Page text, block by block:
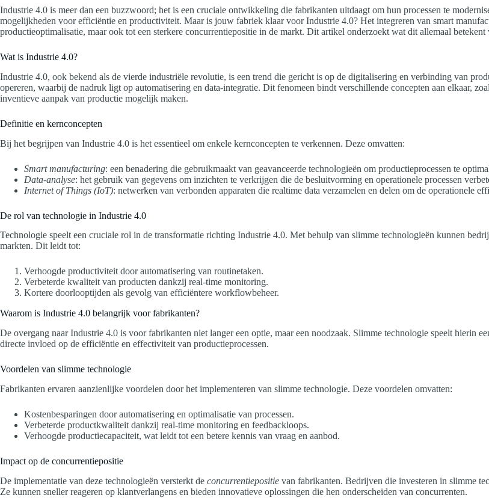
Industrie 4.0 is meer dan een buzzwoord; het is een cruciale ontwikkeling die fabrikanten uitdaagt om hun processen te
mogelijkheden voor efficiëntie en productiviteit. Maar is jouw fabriek klaar voor Industrie 4.0? Het integreren van smart
productieoptimalisatie, maar ook tot een sterkere concurrentiepositie in de markt. Dit artikel onderzoekt wat dit allemaal
Wat is Industrie 4.0?
Industrie 4.0, ook bekend als de vierde industriële revolutie, is een trend die gericht is op de digitalisering en verbinding van
opereren, waarbij de nadruk ligt op automatisering en data-integratie. Dit fenomeen bindt verschillende concepten aan elkaar,
inventieve aanpak van productie mogelijk maken.
Definitie en kernconcepten
Bij het begrijpen van Industrie 4.0 is het essentieel om enkele kernconcepten te verkennen. Deze omvatten:
Smart manufacturing: een benadering die gebruikmaakt van geavanceerde technologieën om productieprocessen te
Data-analyse: het gebruik van gegevens om inzichten te verkrijgen die de besluitvorming en operationele processen
Internet of Things (IoT): netwerken van verbonden apparaten die realtime data verzamelen en delen om de operationele
De rol van technologie in Industrie 4.0
Technologie speelt een cruciale rol in de transformatie richting Industrie 4.0. Met behulp van slimme technologieën kunnen
markten. Dit leidt tot:
Verhoogde productiviteit door automatisering van routinetaken.
Verbeterde kwaliteit van producten dankzij real-time monitoring.
Kortere doorlooptijden als gevolg van efficiëntere workflowbeheer.
Waarom is Industrie 4.0 belangrijk voor fabrikanten?
De overgang naar Industrie 4.0 is voor fabrikanten niet langer een optie, maar een noodzaak. Slimme technologie speelt hierin
directe invloed op de efficiëntie en effectiviteit van productieprocessen.
Voordelen van slimme technologie
Fabrikanten ervaren aanzienlijke voordelen door het implementeren van slimme technologie. Deze voordelen omvatten:
Kostenbesparingen door automatisering en optimalisatie van processen.
Verbeterde productkwaliteit dankzij real-time monitoring en feedbackloops.
Verhoogde productiecapaciteit, wat leidt tot een betere kennis van vraag en aanbod.
Impact op de concurrentiepositie
De implementatie van deze technologieën versterkt de concurrentiepositie van fabrikanten. Bedrijven die investeren in slimme
Ze kunnen sneller reageren op klantverlangens en bieden innovatieve oplossingen die hen onderscheiden van concurrenten.